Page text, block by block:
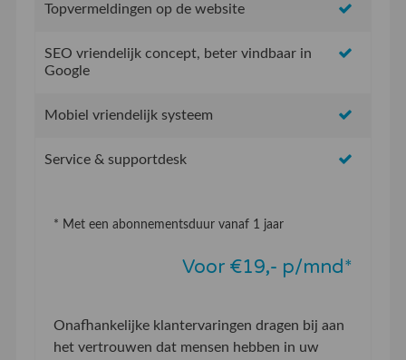
Topvermeldingen op de website
SEO vriendelijk concept, beter vindbaar in
Google
Mobiel vriendelijk systeem
Service & supportdesk
* Met een abonnementsduur vanaf 1 jaar
Voor €19,- p/mnd*
Onafhankelijke klantervaringen dragen bij aan
het vertrouwen dat mensen hebben in uw